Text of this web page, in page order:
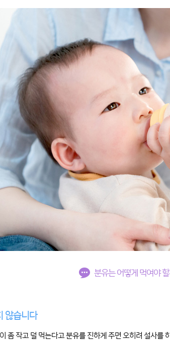
분유는 어떻게 먹여야
않습니다
좀 작고 덜 먹는다고 분유를 진하게 주면 오히려 설사를